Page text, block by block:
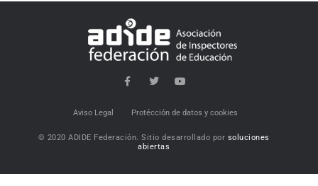
Aviso Legal Protécción de datos y cookies
© 2020 ADIDE Federación. Sitio desarrollado por soluciones
abiertas